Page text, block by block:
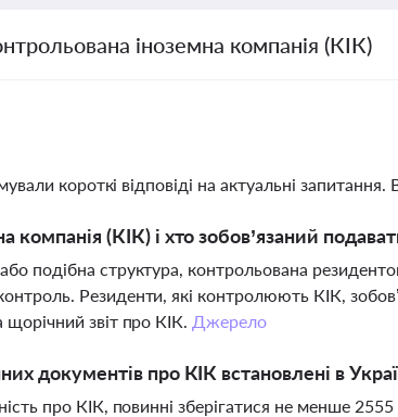
іноземна компанія (КІК)
короткі відповіді на актуальні запитання.
(КІК) і хто зобов’язаний
подібна структура, контрольована
Резиденти, які контролюють КІК,
звіт про КІК. Джерело
документів про КІК встановлені в
про КІК, повинні зберігатися не менше